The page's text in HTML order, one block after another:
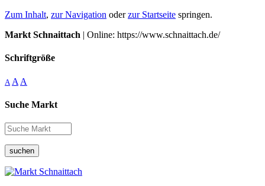
Zum Inhalt, zur Navigation oderzur Startseite springen.
Markt Schnaittach | Online: https://www.schnaittach.de/
Schriftgröße
A A A
Suche Markt
suchen